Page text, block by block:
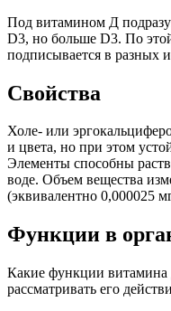
Под витамином Д
D3, но больше D3. По
подписывается в разных
Свойства
Холе- или
и цвета, но при этом
Элементы способны
воде. Объем вещества
(эквивалентно 0,000025
Функции в
Какие функции витамина
рассматривать его